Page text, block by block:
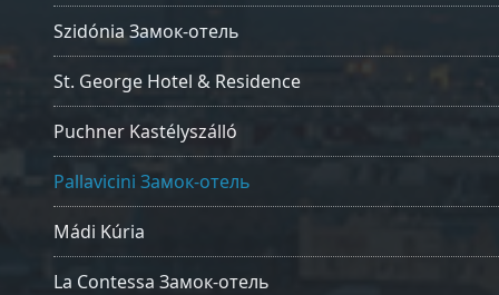
Szidónia Замок-отель
St. George Hotel & Residence
Puchner Kastélyszálló
Pallavicini Замок-отель
Mádi Kúria
La Contessa Замок-отель